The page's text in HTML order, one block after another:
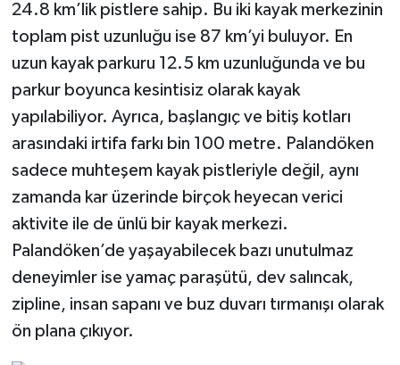
24.8 km’lik pistlere sahip. Bu iki kayak merkezinin
toplam pist uzunluğu ise 87 km’yi buluyor. En
uzun kayak parkuru 12.5 km uzunluğunda ve bu
parkur boyunca kesintisiz olarak kayak
yapılabiliyor. Ayrıca, başlangıç ve bitiş kotları
arasındaki irtifa farkı bin 100 metre. Palandöken
sadece muhteşem kayak pistleriyle değil, aynı
zamanda kar üzerinde birçok heyecan verici
aktivite ile de ünlü bir kayak merkezi.
Palandöken’de yaşayabilecek bazı unutulmaz
deneyimler ise yamaç paraşütü, dev salıncak,
zipline, insan sapanı ve buz duvarı tırmanışı olarak
ön plana çıkıyor.